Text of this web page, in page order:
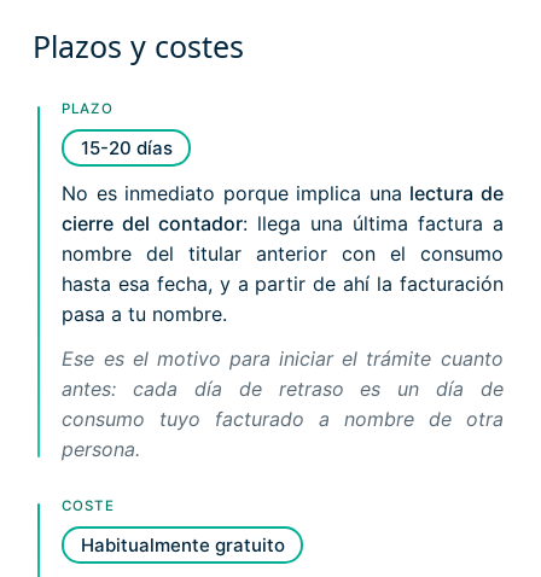
Plazos y costes
PLAZO
15-20 días
No es inmediato porque implica una lectura de
cierre del contador: llega una última factura a
nombre del titular anterior con el consumo
hasta esa fecha, y a partir de ahí la facturación
pasa a tu nombre.
Ese es el motivo para iniciar el trámite cuanto
antes: cada día de retraso es un día de
consumo tuyo facturado a nombre de otra
persona.
COSTE
Habitualmente gratuito